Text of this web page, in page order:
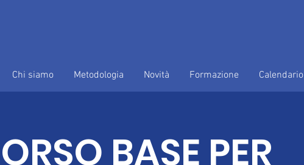
Chi siamo Metodologia Novità Formazione Calendario
BASE PER